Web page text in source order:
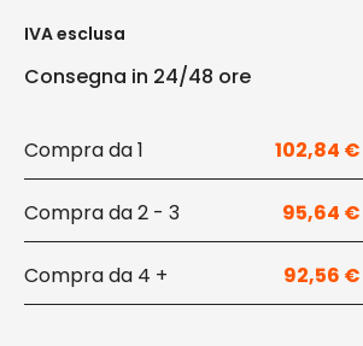
IVA esclusa
Consegna in 24/48 ore
1 102,84 €
2 - 3 95,64 €
4 + 92,56 €